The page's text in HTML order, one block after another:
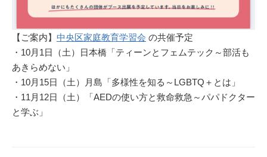
【ご案内】 中央区家庭教育学習会 の共催予定
・10月1日（土）日本橋「ティーンとフェムテック～部活も
あきらめない」
・10月15日（土）月島「多様性を知る～LGBTQ＋とは」
・11月12日（土）「AEDの使い方と救命救急～パパドクター
と学ぶ」